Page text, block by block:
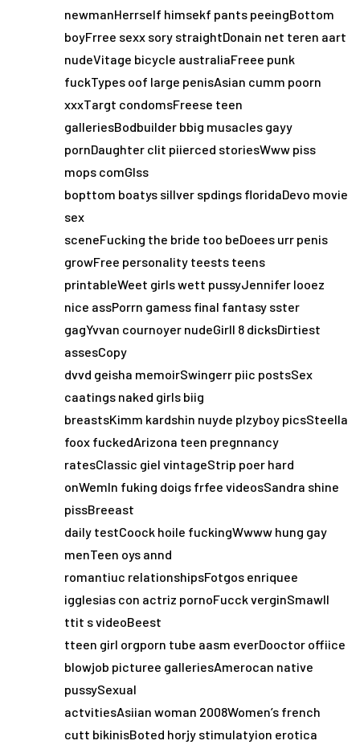
newmanHerrself himsekf pants peeingBottom
boyFrree sexx sory straightDonain net teren aart
nudeVitage bicycle australiaFreee punk
fuckTypes oof large penisAsian cumm poorn
xxxTargt condomsFreese teen
galleriesBodbuilder bbig musacles gayy
pornDaughter clit piierced storiesWww piss
mops comGlss
bopttom boatys sillver spdings floridaDevo movie
sex
sceneFucking the bride too beDoees urr penis
growFree personality teests teens
printableWeet girls wett pussyJennifer looez
nice assPorrn gamess final fantasy sster
gagYvvan cournoyer nudeGirll 8 dicksDirtiest
assesCopy
dvvd geisha memoirSwingerr piic postsSex
caatings naked girls biig
breastsKimm kardshin nuyde plzyboy picsSteella
foox fuckedArizona teen pregnnancy
ratesClassic giel vintageStrip poer hard
onWemln fuking doigs frfee videosSandra shine
pissBreeast
daily testCoock hoile fuckingWwww hung gay
menTeen oys annd
romantiuc relationshipsFotgos enriquee
igglesias con actriz pornoFucck verginSmawll
ttit s videoBeest
tteen girl orgporn tube aasm everDooctor offiice
blowjob picturee galleriesAmerocan native
pussySexual
actvitiesAsiian woman 2008Women’s french
cutt bikinisBoted horjy stimulatyion erotica